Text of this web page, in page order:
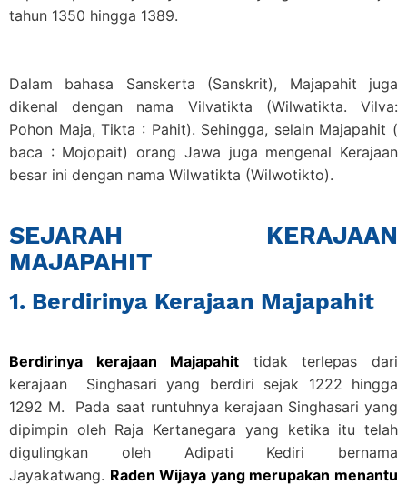
tahun 1350 hingga 1389.
Dalam bahasa Sanskerta (Sanskrit), Majapahit juga
dikenal dengan nama Vilvatikta (Wilwatikta. Vilva:
Pohon Maja, Tikta : Pahit). Sehingga, selain Majapahit (
baca : Mojopait) orang Jawa juga mengenal Kerajaan
besar ini dengan nama Wilwatikta (Wilwotikto).
SEJARAH KERAJAAN
MAJAPAHIT
1. Berdirinya Kerajaan Majapahit
Berdirinya kerajaan Majapahit tidak terlepas dari
kerajaan Singhasari yang berdiri sejak 1222 hingga
1292 M. Pada saat runtuhnya kerajaan Singhasari yang
dipimpin oleh Raja Kertanegara yang ketika itu telah
digulingkan oleh Adipati Kediri bernama
Jayakatwang. Raden Wijaya yang merupakan menantu